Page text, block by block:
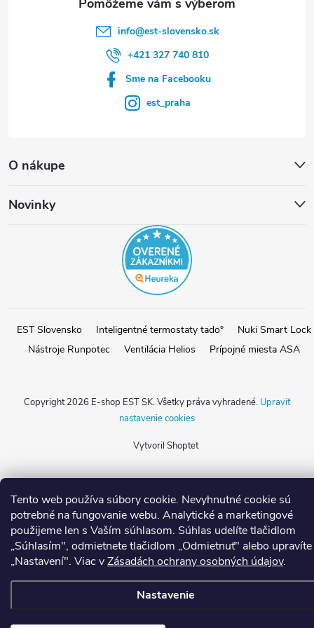
Tento web používa súbory cookie. Nevyhnutné cookie sú
potrebné na fungovanie webu. Analytické a marketingové
použijeme len s Vaším súhlasom. Súhlas udelíte tlačidlom
„Súhlasím", odmietnete tlačidlom „Odmietnuť" alebo
„Nastavení". Viac vZásadách ochrany osobných údajov.
Nastavenie
O nákupe
Novinky
info@est-slovensko.sk
+421 327 740 810
Sme na Facebooku
est_praha
EST Slovensko Inteligentné termostaty tado°
Nuki Smart Lock
Nástroje Runpotec
Ventilácia Helios Prípojné miesta ASA
Vytvoril Shoptet
Copyright 2026 E-shop EST SK. Všetky práva vyhradené. Upraviť
nastavenie cookies